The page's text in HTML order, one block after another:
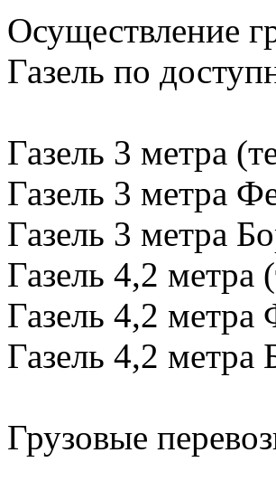
Осуществление
Газель по
Газель 3 метра
Газель 3 метра
Газель 3 метра
Газель 4,2 метра
Газель 4,2
Газель 4,2 метра
Грузовые